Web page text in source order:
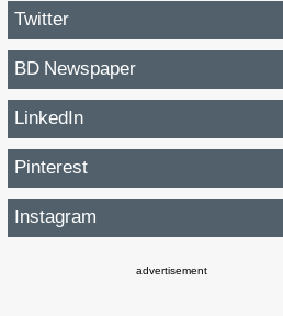
Twitter
BD Newspaper
LinkedIn
Pinterest
Instagram
advertisement